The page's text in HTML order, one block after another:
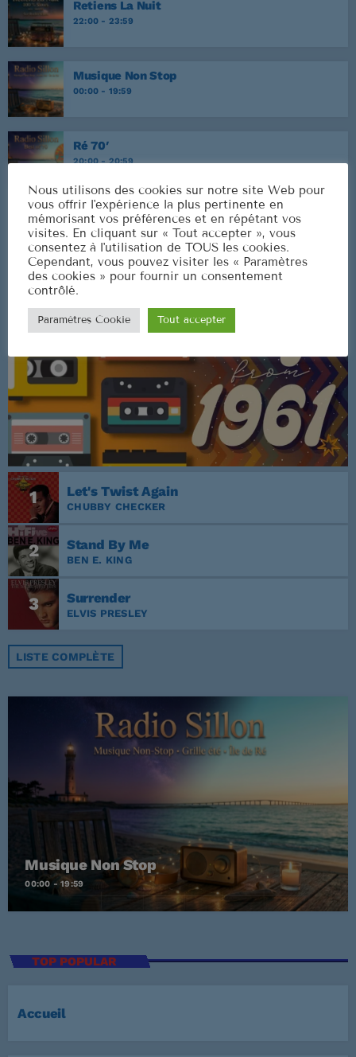
Retiens La Nuit
22:00 - 23:59
Musique Non Stop
00:00 - 19:59
Ré 70′
20:00 - 20:59
CLASSEMENT
1 Let's Twist Again
CHUBBY CHECKER
2 Stand By Me
BEN E. KING
3 Surrender
ELVIS PRESLEY
LISTE COMPLÈTE
Musique Non Stop
00:00 - 19:59
TOP POPULAR
Accueil
Nous utilisons des cookies sur notre site Web pour
vous offrir l'expérience la plus pertinente en
mémorisant vos préférences et en répétant vos
visites. En cliquant sur « Tout accepter », vous
consentez à l'utilisation de TOUS les cookies.
Cependant, vous pouvez visiter les « Paramètres
des cookies » pour fournir un consentement
contrôlé.
Paramètres Cookie Tout accepter